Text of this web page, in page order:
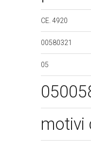
CE. 4920
00580321
05
motivi